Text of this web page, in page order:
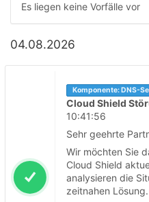
Es liegen keine Vorfälle vor
04.08.2026
Komponente: DNS-
Cloud Shield
10:41:56
Sehr geehrte
Wir möchten Sie
Cloud Shield
analysieren die
zeitnahen Lösung.